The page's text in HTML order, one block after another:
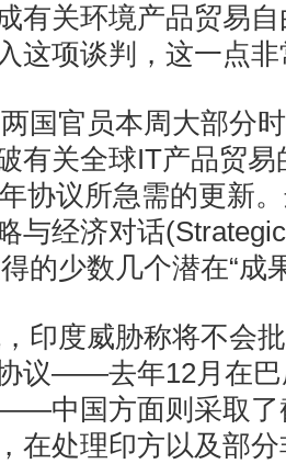
有关环境产品贸易
这项谈判，这一点
国官员本周大部分
有关全球IT产品贸
协议所急需的更新
与经济对话
的少数几个潜在“成
印度威胁称将不会
议——去年12月在巴
中国方面则采取了
在处理印方以及部